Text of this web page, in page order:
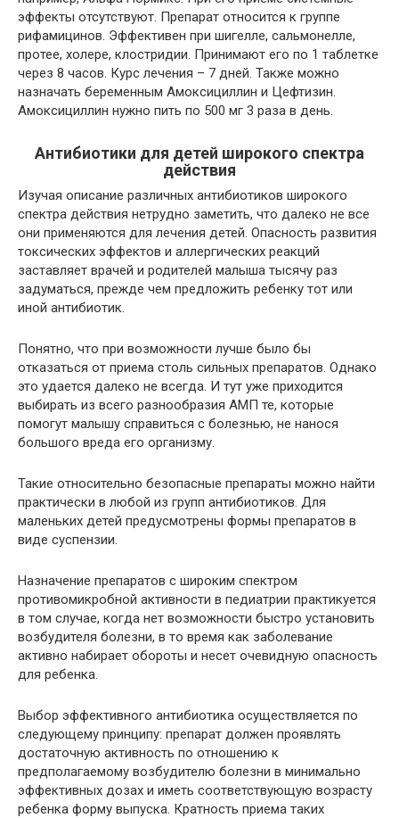
эффекты отсутствуют. Препарат относится к группе
рифамицинов. Эффективен при шигелле, сальмонелле,
протее, холере, клостридии. Принимают его по 1 таблетке
через 8 часов. Курс лечения – 7 дней. Также можно
назначать беременным Амоксициллин и Цефтизин.
Амоксициллин нужно пить по 500 мг 3 раза в день.
Антибиотики для детей широкого спектра
действия
Изучая описание различных антибиотиков широкого
спектра действия нетрудно заметить, что далеко не все
они применяются для лечения детей. Опасность развития
токсических эффектов и аллергических реакций
заставляет врачей и родителей малыша тысячу раз
задуматься, прежде чем предложить ребенку тот или
иной антибиотик.
Понятно, что при возможности лучше было бы
отказаться от приема столь сильных препаратов. Однако
это удается далеко не всегда. И тут уже приходится
выбирать из всего разнообразия АМП те, которые
помогут малышу справиться с болезнью, не нанося
большого вреда его организму.
Такие относительно безопасные препараты можно найти
практически в любой из групп антибиотиков. Для
маленьких детей предусмотрены формы препаратов в
виде суспензии.
Назначение препаратов с широким спектром
противомикробной активности в педиатрии практикуется
в том случае, когда нет возможности быстро установить
возбудителя болезни, в то время как заболевание
активно набирает обороты и несет очевидную опасность
для ребенка.
Выбор эффективного антибиотика осуществляется по
следующему принципу: препарат должен проявлять
достаточную активность по отношению к
предполагаемому возбудителю болезни в минимально
эффективных дозах и иметь соответствующую возрасту
ребенка форму выпуска. Кратность приема таких